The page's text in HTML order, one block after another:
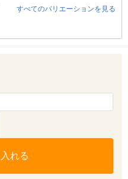
すべてのバリエーションを見る
れる